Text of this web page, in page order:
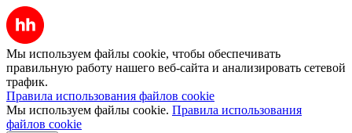
Мы используем файлы cookie, чтобы обеспечивать
правильную работу нашего веб-сайта и анализировать сетевой
трафик.
Правила использования файлов cookie
Мы используем файлы cookie. Правила использования
файлов cookie